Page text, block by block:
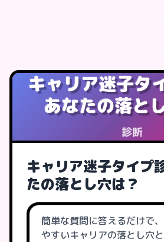
キャリア迷子タ
あなたの落と
診断
キャリア迷子タイプ
たの落とし穴は？
簡単な質問に答えるだけで
やすいキャリアの落とし穴